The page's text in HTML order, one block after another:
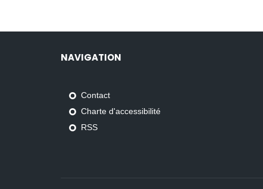
NAVIGATION
Contact
Charte d'accessibilité
RSS